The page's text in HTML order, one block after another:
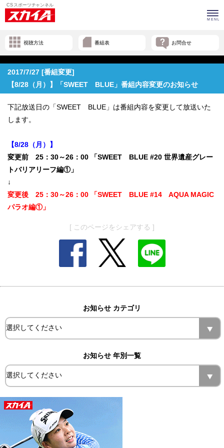
視聴方法 番組表 お問合せ
2017/7/27 [番組変更]
【8/28（月）】「SWEET BLUE」番組内容変更のお知らせ
下記放送日の「SWEET BLUE」は番組内容を変更して放送いた
します。
【8/28（月）】
変更前 25：30～26：00 「SWEET BLUE #20 世界遺産グレー
トバリアリーフ編①」
↓
変更後 25：30～26：00 「SWEET BLUE #14 AQUA MAGIC
パラオ編①」
[ このページをシェアする ]
お知らせ カテゴリ
お知らせ 年別一覧